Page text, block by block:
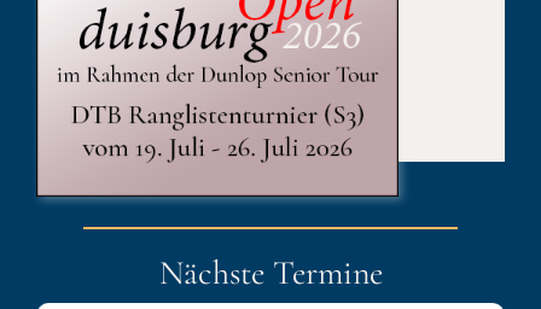
Published On: 10. November 2021
Kategorien:Jugend,Sport
Nächste Termine